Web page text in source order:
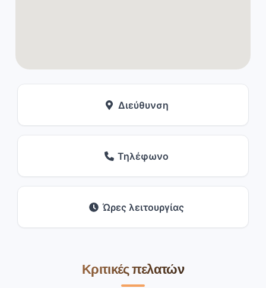
Διεύθυνση
Τηλέφωνο
Ώρες λειτουργίας
Κριτικές πελατών